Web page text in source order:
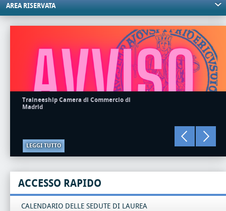
AREA RISERVATA
Traineeship Camera di Commercio di
Madrid
LEGGI TUTTO
ACCESSO RAPIDO
CALENDARIO DELLE SEDUTE DI LAUREA